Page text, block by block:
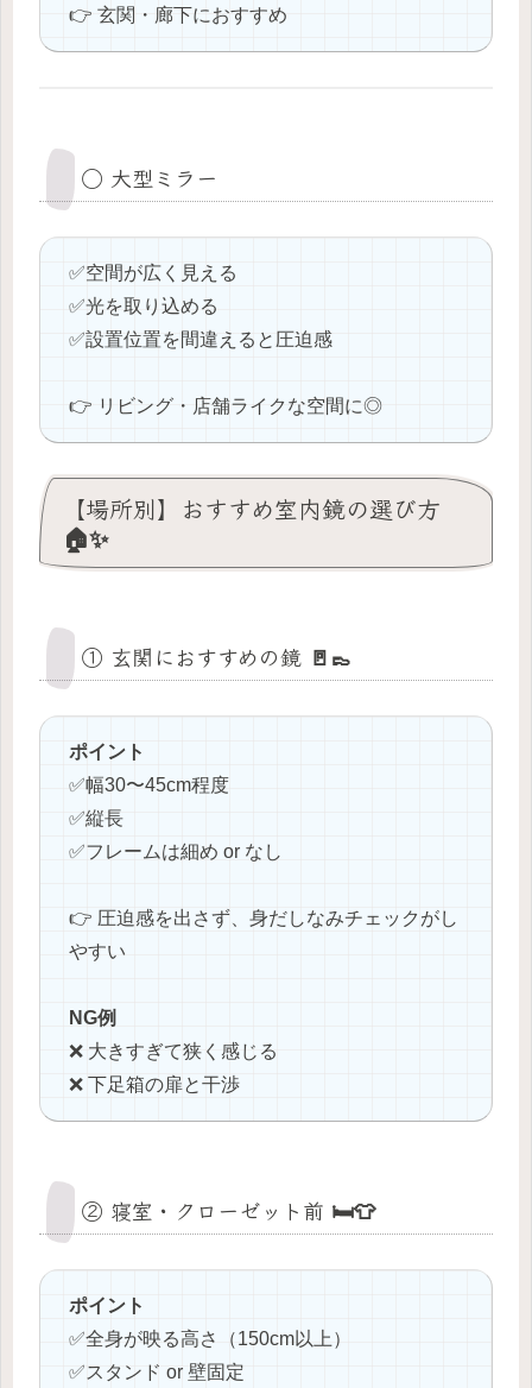
👉 玄関・廊下におすすめ
◯ 大型ミラー
✅️空間が広く見える
✅️光を取り込める
✅️設置位置を間違えると圧迫感
👉 リビング・店舗ライクな空間に◎
【場所別】おすすめ室内鏡の選び方
🏠✨
① 玄関におすすめの鏡 🚪👞
ポイント
✅️幅30〜45cm程度
✅️縦長
✅️フレームは細め or なし
👉 圧迫感を出さず、身だしなみチェックがし
やすい
NG例
❌ 大きすぎて狭く感じる
❌ 下足箱の扉と干渉
② 寝室・クローゼット前 🛏️👕
ポイント
✅️全身が映る高さ（150cm以上）
✅️スタンド or 壁固定